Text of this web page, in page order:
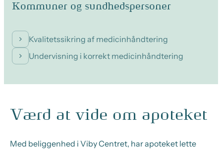
Kommuner og sundhedspersoner
Kvalitetssikring af medicinhåndtering
Undervisning i korrekt medicinhåndtering
Værd at vide om apoteket
Med beliggenhed i Viby Centret, har apoteket lette